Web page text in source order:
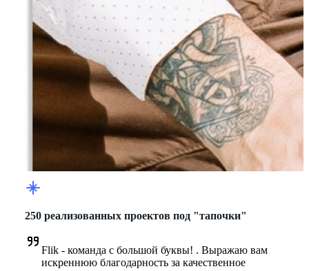
250 реализованных проектов под "тапочки"
Flik - команда с большой буквы! . Выражаю вам
искреннюю благодарность за качественное